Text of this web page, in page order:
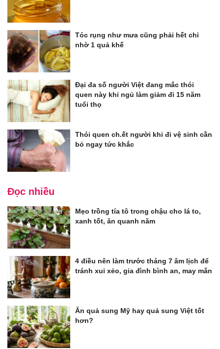
Tóc rụng như mưa cũng phải hết chỉ
nhờ 1 quả khế
Đại đa số người Việt đang mắc thói
quen này khi ngủ làm giảm đi 15 năm
tuổi thọ
Thói quen ch.ết người khi đi vệ sinh cần
bỏ ngay tức khắc
Đọc nhiều
Mẹo trồng tía tô trong chậu cho lá to,
xanh tốt, ăn quanh năm
4 điều nên làm trước tháng 7 âm lịch để
tránh xui xẻo, gia đình bình an, may mắn
Ăn quả sung Mỹ hay quả sung Việt tốt
hơn?